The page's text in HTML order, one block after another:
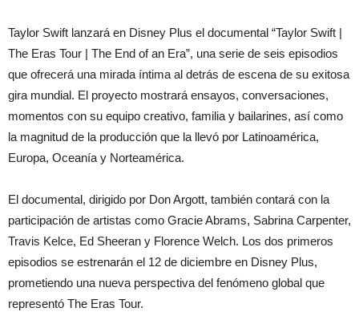
Taylor Swift lanzará en Disney Plus el documental “Taylor Swift |
The Eras Tour | The End of an Era”, una serie de seis episodios
que ofrecerá una mirada íntima al detrás de escena de su exitosa
gira mundial. El proyecto mostrará ensayos, conversaciones,
momentos con su equipo creativo, familia y bailarines, así como
la magnitud de la producción que la llevó por Latinoamérica,
Europa, Oceanía y Norteamérica.
El documental, dirigido por Don Argott, también contará con la
participación de artistas como Gracie Abrams, Sabrina Carpenter,
Travis Kelce, Ed Sheeran y Florence Welch. Los dos primeros
episodios se estrenarán el 12 de diciembre en Disney Plus,
prometiendo una nueva perspectiva del fenómeno global que
representó The Eras Tour.